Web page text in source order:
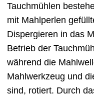
Tauchmühlen
mit Mahlperlen
Dispergieren in das
Betrieb der
während die
Mahlwerkzeug und
sind, rotiert. Durch